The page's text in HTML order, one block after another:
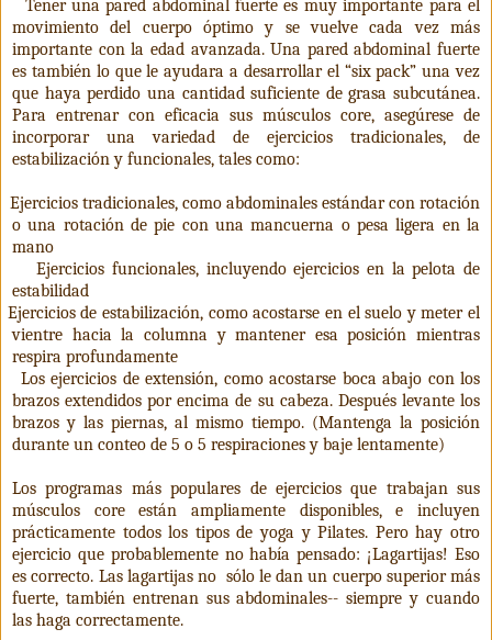
Tener una pared abdominal fuerte es muy importante para el
movimiento del cuerpo óptimo y se vuelve cada vez más
importante con la edad avanzada. Una pared abdominal fuerte
es también lo que le ayudara a desarrollar el “six pack” una vez
que haya perdido una cantidad suficiente de grasa subcutánea.
Para entrenar con eficacia sus músculos core, asegúrese de
incorporar una variedad de ejercicios tradicionales, de
estabilización y funcionales, tales como:
Ejercicios tradicionales, como abdominales estándar con rotación
o una rotación de pie con una mancuerna o pesa ligera en la
mano
Ejercicios funcionales, incluyendo ejercicios en la pelota de
estabilidad
Ejercicios de estabilización, como acostarse en el suelo y meter el
vientre hacia la columna y mantener esa posición mientras
respira profundamente
Los ejercicios de extensión, como acostarse boca abajo con los
brazos extendidos por encima de su cabeza. Después levante los
brazos y las piernas, al mismo tiempo. (Mantenga la posición
durante un conteo de 5 o 5 respiraciones y baje lentamente)
Los programas más populares de ejercicios que trabajan sus
músculos core están ampliamente disponibles, e incluyen
prácticamente todos los tipos de yoga y Pilates. Pero hay otro
ejercicio que probablemente no había pensado: ¡Lagartijas! Eso
es correcto. Las lagartijas no sólo le dan un cuerpo superior más
fuerte, también entrenan sus abdominales-- siempre y cuando
las haga correctamente.